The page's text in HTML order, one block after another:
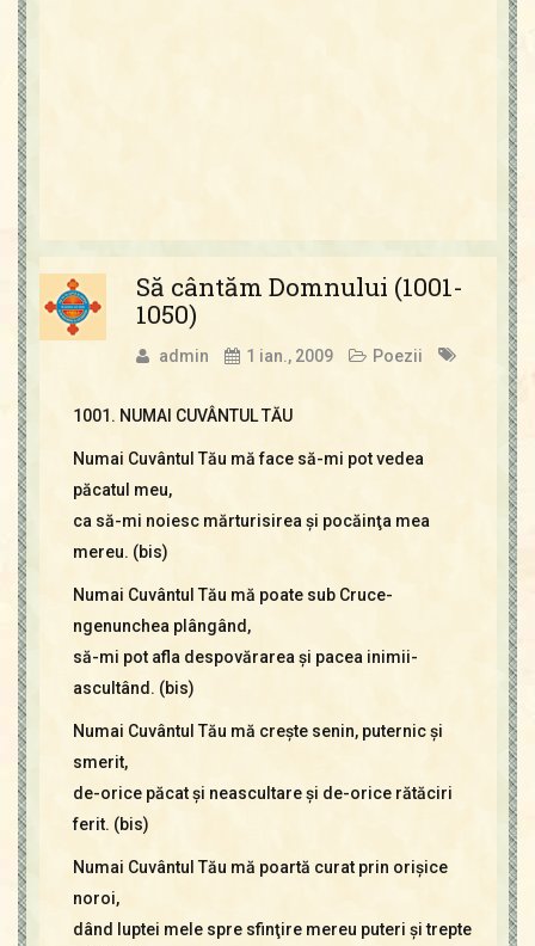
Să cântăm Domnului (1001-
1050)
admin 1 ian., 2009 Poezii
1001. NUMAI CUVÂNTUL TĂU
Numai Cuvântul Tău mă face să-mi pot vedea
păcatul meu,
ca să-mi noiesc mărturisirea şi pocăinţa mea
mereu. (bis)
Numai Cuvântul Tău mă poate sub Cruce-
ngenunchea plângând,
să-mi pot afla despovărarea şi pacea inimii-
ascultând. (bis)
Numai Cuvântul Tău mă creşte senin, puternic şi
smerit,
de-orice păcat şi neascultare şi de-orice rătăciri
ferit. (bis)
Numai Cuvântul Tău mă poartă curat prin orişice
noroi,
dând luptei mele spre sfinţire mereu puteri şi trepte